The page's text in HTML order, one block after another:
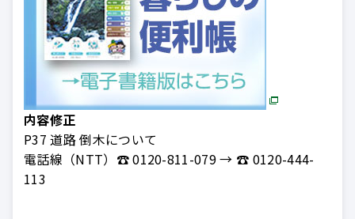
内容修正
P37 道路 倒木について
電話線（NTT）☎ 0120-811-079 → ☎ 0120-444-
113